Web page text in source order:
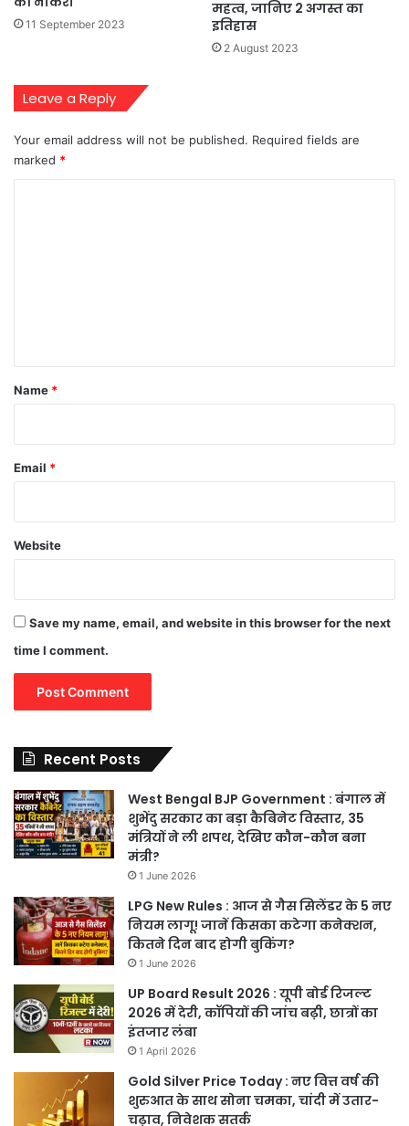
11 September 2023
महत्व, जानिए 2 अगस्त का
इतिहास
2 August 2023
Leave a Reply
Your email address will not be published. Required fields are
marked *
*
Name *
Email *
Website
Save my name, email, and website in this browser for the next
time I comment.
Recent Posts
West Bengal BJP Government : बंगाल में
शुभेंदु सरकार का बड़ा कैबिनेट विस्तार, 35
मंत्रियों ने ली शपथ, देखिए कौन-कौन बना
मंत्री?
1 June 2026
LPG New Rules : आज से गैस सिलेंडर के 5 नए
नियम लागू! जानें किसका कटेगा कनेक्शन,
कितने दिन बाद होगी बुकिंग?
1 June 2026
UP Board Result 2026 : यूपी बोर्ड रिजल्ट
2026 में देरी, कॉपियों की जांच बढ़ी, छात्रों का
इंतजार लंबा
1 April 2026
Gold Silver Price Today : नए वित्त वर्ष की
शुरुआत के साथ सोना चमका, चांदी में उतार-
चढ़ाव, निवेशक सतर्क